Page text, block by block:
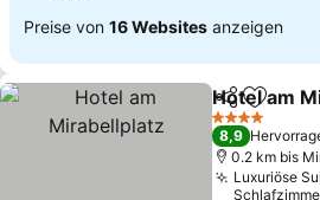
Preise von 16 Websites anzeigen
TeilenZu
Hotel am
4 Sterne
8,9
0.2 km bis
Luxuriöse